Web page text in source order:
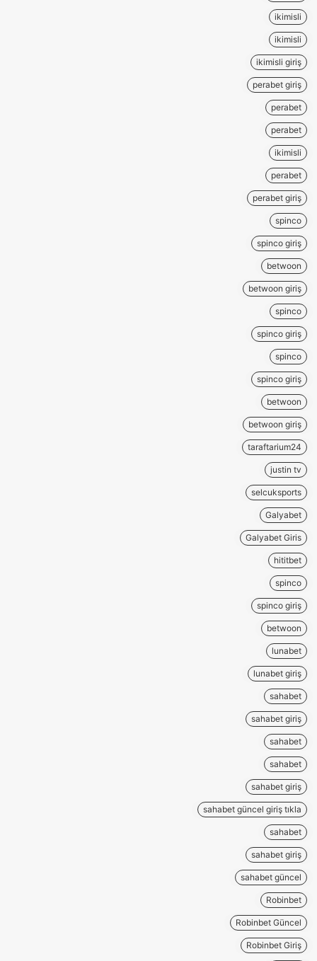
ikimisli
ikimisli
ikimisli giriş
perabet giriş
perabet
perabet
ikimisli
perabet
perabet giriş
spinco
spinco giriş
betwoon
betwoon giriş
spinco
spinco giriş
spinco
spinco giriş
betwoon
betwoon giriş
taraftarium24
justin tv
selcuksports
Galyabet
Galyabet Giris
hititbet
spinco
spinco giriş
betwoon
lunabet
lunabet giriş
sahabet
sahabet giriş
sahabet
sahabet
sahabet giriş
sahabet güncel giriş tıkla
sahabet
sahabet giriş
sahabet güncel
Robinbet
Robinbet Güncel
Robinbet Giriş